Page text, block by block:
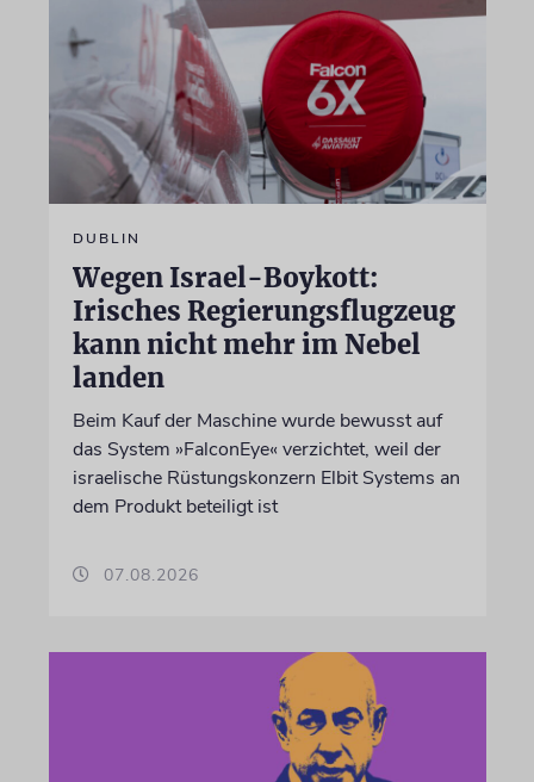
DUBLIN
Wegen Israel-Boykott:
Irisches Regierungsflugzeug
kann nicht mehr im Nebel
landen
Beim Kauf der Maschine wurde bewusst auf
das System »FalconEye« verzichtet, weil der
israelische Rüstungskonzern Elbit Systems an
dem Produkt beteiligt ist
07.08.2026